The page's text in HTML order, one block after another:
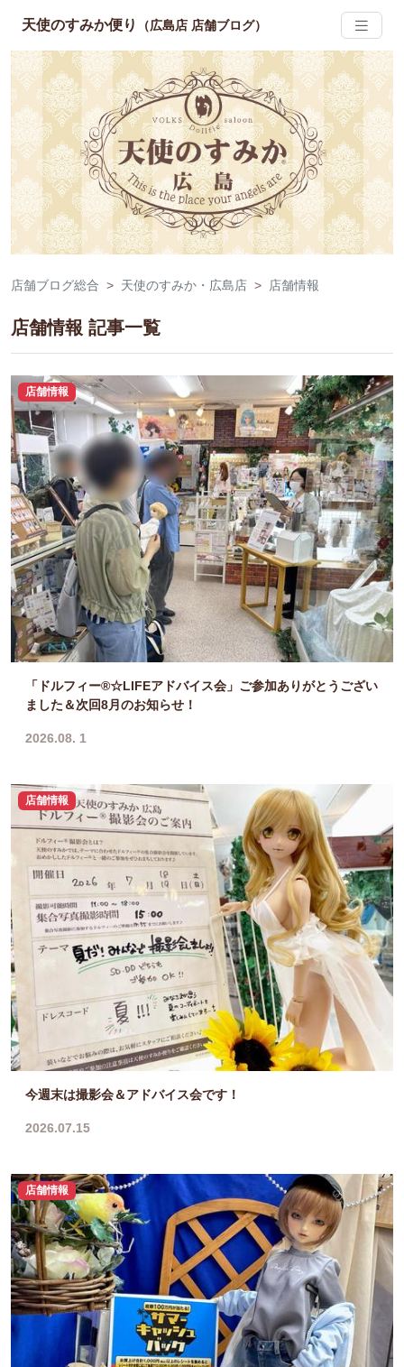
天使のすみか便り （広島店 店舗ブログ）
店舗ブログ総合 天使のすみか・広島店 店舗情報
店舗情報 記事一覧
店舗情報
「ドルフィー®☆LIFEアドバイス会」ご参加ありがとうござい
ました＆次回8月のお知らせ！
2026.08. 1
店舗情報
今週末は撮影会＆アドバイス会です！
2026.07.15
店舗情報